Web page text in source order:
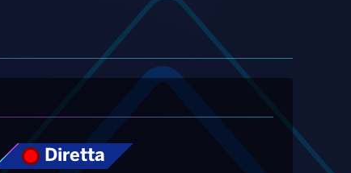
Diretta